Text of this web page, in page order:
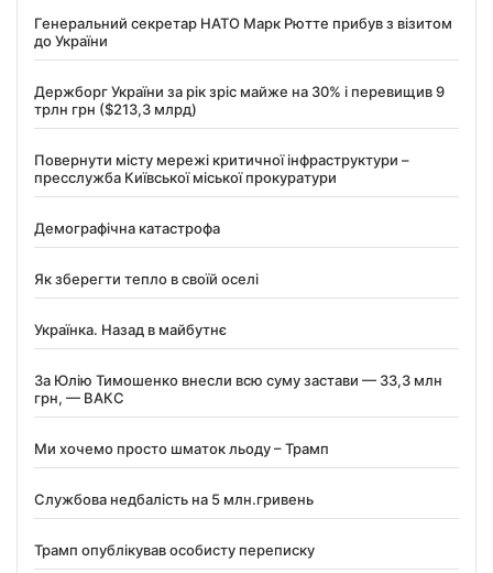
Генеральний секретар НАТО Марк Рютте прибув з візитом
до України
Держборг України за рік зріс майже на 30% і перевищив 9
трлн грн ($213,3 млрд)
Повернути місту мережі критичної інфраструктури –
пресслужба Київської міської прокуратури
Демографічна катастрофа
Як зберегти тепло в своїй оселі
Українка. Назад в майбутнє
За Юлію Тимошенко внесли всю суму застави — 33,3 млн
грн, — ВАКС
Ми хочемо просто шматок льоду – Трамп
Службова недбалість на 5 млн.гривень
Трамп опублікував особисту переписку